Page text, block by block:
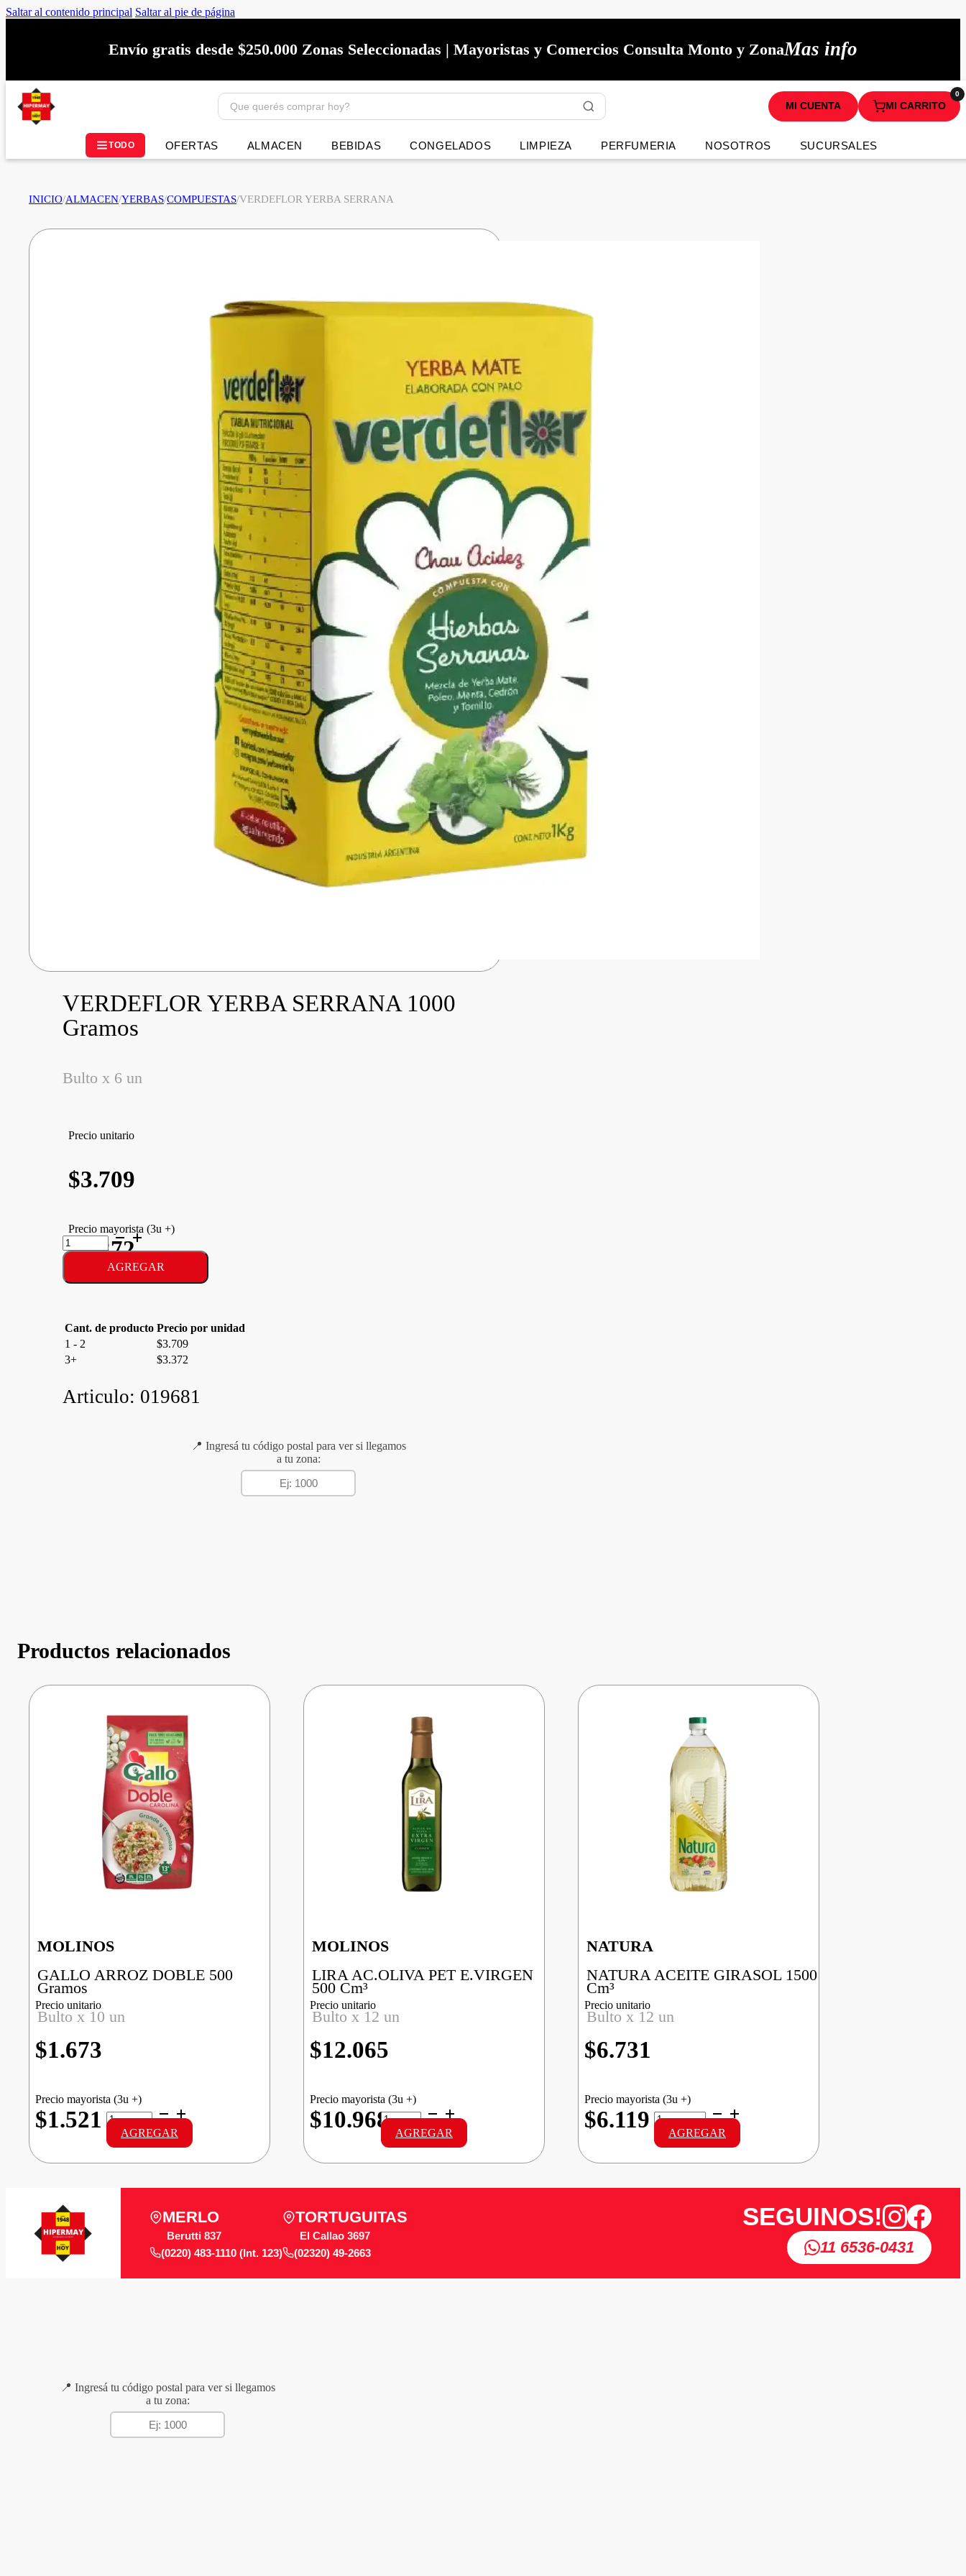
Saltar al contenido principal Saltar al pie de página
Envío gratis desde $250.000 Zonas Seleccionadas | Mayoristas y Comercios Consulta Monto y ZonaMas info
MI CUENTA MI CARRITO
0
TODO OFERTAS ALMACEN BEBIDAS CONGELADOS LIMPIEZA PERFUMERIA NOSOTROS SUCURSALES
INICIO/ALMACEN/YERBAS/COMPUESTAS/VERDEFLOR YERBA SERRANA
VERDEFLOR YERBA SERRANA 1000
Gramos
Bulto x 6 un
Precio unitario
$3.709
Precio mayorista (3u +)
$3.372
VERDEFLOR
YERBA
SERRANA
AGREGAR
Cant. de producto Precio por unidad
1 - 2
$3.709
3+
$3.372
Articulo: 019681
📍 Ingresá tu código postal para ver si llegamos
a tu zona:
Productos relacionados
MOLINOS
GALLO ARROZ DOBLE 500
Gramos
Bulto x 10 un
Precio unitario
$1.673
Precio mayorista (3u +)
$1.521 GALLO
ARROZ
DOBLE
cantidad
AGREGAR
MOLINOS
LIRA AC.OLIVA PET E.VIRGEN
500 Cm³
Bulto x 12 un
Precio unitario
$12.065
Precio mayorista (3u +)
$10.968LIRA
AC.OLIVA
PET
E.VIRGEN
cantidad
AGREGAR
NATURA
NATURA ACEITE GIRASOL 1500
Cm³
Bulto x 12 un
Precio unitario
$6.731
Precio mayorista (3u +)
$6.119 NATURA
ACEITE
GIRASOL
cantidad
AGREGAR
MERLO
Berutti 837
(0220) 483-1110 (Int. 123)
TORTUGUITAS
El Callao 3697
(02320) 49-2663
SEGUINOS!
11 6536-0431
📍 Ingresá tu código postal para ver si llegamos
a tu zona: